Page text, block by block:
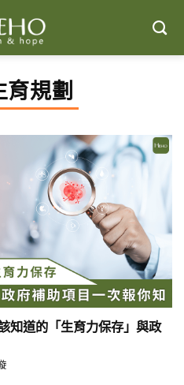
育規劃
知道的「生育力保存」與政